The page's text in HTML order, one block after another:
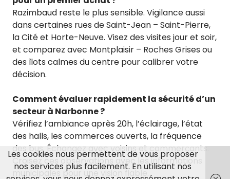
Razimbaud reste le plus sensible. Vigilance aussi
dans certaines rues de Saint-Jean – Saint-Pierre,
la Cité et Horte-Neuve. Visez des visites jour et soir,
et comparez avec Montplaisir – Roches Grises ou
des îlots calmes du centre pour calibrer votre
décision.
Comment évaluer rapidement la sécurité d’un
secteur à Narbonne ?
Vérifiez l’ambiance après 20h, l’éclairage, l’état
des halls, les commerces ouverts, la fréquence
des bus. Échangez avec voisins et commerçants.
Croisez ces observations avec les informations
municipales pour une vision fiable.
Les cookies nous permettent de vous proposer
nos services plus facilement. En utilisant nos